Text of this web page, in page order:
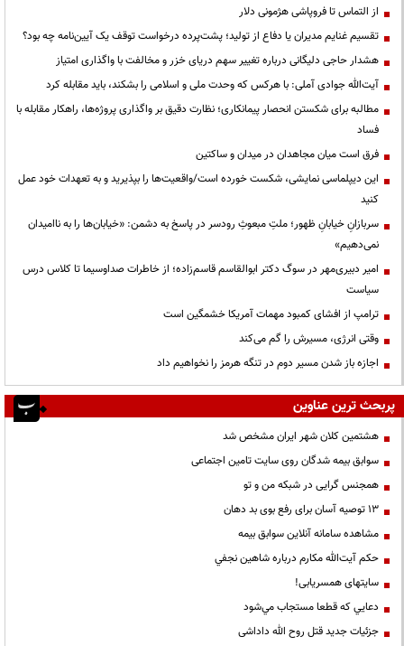
از التماس تا فروپاشی هژمونی دلار
تقسیم غنایم مدیران یا دفاع از تولید؛ پشت‌پرده درخواست توقف یک آیین‌نامه چه بود؟
هشدار حاجی دلیگانی درباره تغییر سهم دریای خزر و مخالفت با واگذاری امتیاز
آیت‌الله جوادی آملی: با هرکس که وحدت ملی و اسلامی را بشکند، باید مقابله کرد
مطالبه برای شکستن انحصار پیمانکاری؛ نظارت دقیق بر واگذاری پروژه‌ها، راهکار مقابله با
فساد
فرق است میان مجاهدان در میدان و ساکتین
این دیپلماسی نمایشی، شکست خورده است/واقعیت‌ها را بپذیرید و به تعهدات خود عمل
کنید
سربازانِ خیابانِ ظهور؛ ملتِ مبعوثِ رودسر در پاسخ به دشمن: «خیابان‌ها را به ناامیدان
نمی‌دهیم»
امیر دبیری‌مهر در سوگ دکتر ابوالقاسم قاسم‌زاده؛ از خاطرات صداوسیما تا کلاس درس
سیاست
ترامپ از افشای کمبود مهمات آمریکا خشمگین است
وقتی انرژی، مسیرش را گم می‌کند
اجازه باز شدن مسیر دوم در تنگه هرمز را نخواهیم داد
پربحث ترین عناوین
هشتمین کلان شهر ایران مشخص شد
سوابق بیمه شدگان روی سایت تامین اجتماعی
همجنس گرایی در شبکه من و تو
13 توصیه آسان برای رفع بوی بد دهان
مشاهده سامانه آنلاين سوابق بیمه
حكم آيت‌الله مكارم درباره شاهين نجفي
سایتهای همسریابی!
دعايي كه قطعا مستجاب مي‌شود
جزئیات جدید قتل روح الله داداشی